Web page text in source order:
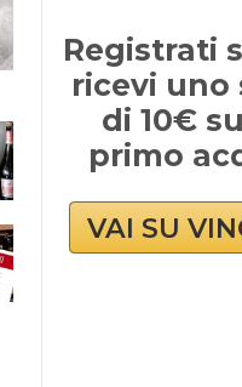
Registrati
ricevi uno
di 10€
primo
VAI SU